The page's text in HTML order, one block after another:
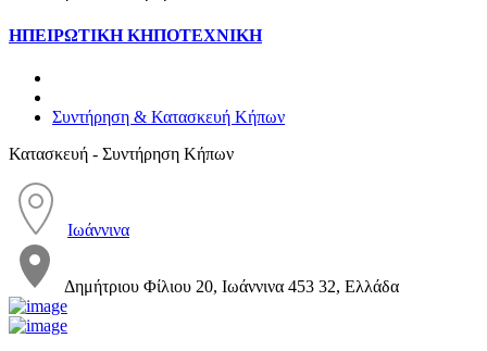
ΗΠΕΙΡΩΤΙΚΗ ΚΗΠΟΤΕΧΝΙΚΗ
Συντήρηση & Κατασκευή Κήπων
Κατασκευή - Συντήρηση Κήπων
Ιωάννινα
Δημήτριου Φίλιου 20, Ιωάννινα 453 32, Ελλάδα